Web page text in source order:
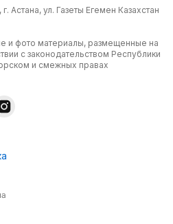
Астана, ул. Газеты Егемен Казахстан
и фото материалы, размещенные на
с законодательством Республики
и смежных правах